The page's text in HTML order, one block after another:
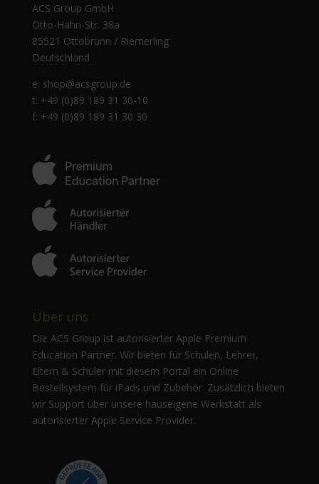
ACS Group GmbH
Otto-Hahn-Str. 38a
85521 Ottobrunn / Riemerling
Deutschland
e: shop@acsgroup.de
t: +49 (0)89 189 31 30-10
f: +49 (0)89 189 31 30 30
Über uns
Die ACS Group ist autorisierter Apple Premium
Education Partner. Wir bieten für Schulen, Lehrer,
Eltern & Schüler mit diesem Portal ein Online
Bestellsystem für iPads und Zubehör. Zusätzlich bieten
wir Support über unsere hauseigene Werkstatt als
autorisierter Apple Service Provider.